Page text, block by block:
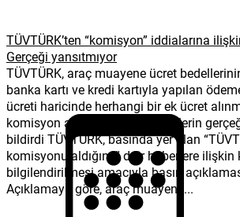
TÜVTÜRK’ten “komisyon” iddialarına
Gerçeği yansıtmıyor
TÜVTÜRK, araç muayene ücret
banka kartı ve kredi kartıyla yapılan
ücreti haricinde herhangi bir ek ücret
komisyon alındığına dair haberlerin
bildirdi TÜVTÜRK, basında yer alan
komisyonu aldığına” dair haberlere
bilgilendirilmesi amacıyla basın
Açıklamaya göre, araç muayene...